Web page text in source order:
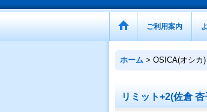
ご利用案内
ホーム > OSICA(オシカ
リミット+2(佐倉